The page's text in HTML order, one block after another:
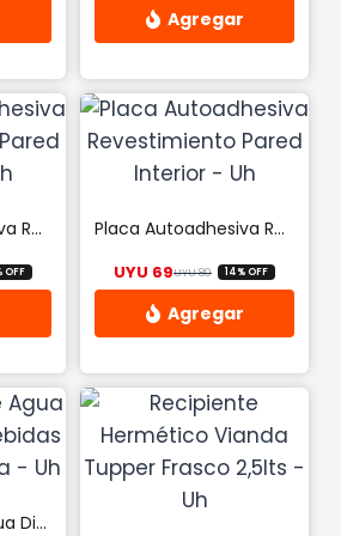
producto
tiene
múltiples
variantes.
Las
se
pueden
en
la
página
de
producto
Placa Autoadhesiva Revestimiento Pared Interior – Uh
original era: UYU 80.
actual es: UYU 69.
OFF
Placa Autoadhesiva Revestimiento Pared Interior – Uh
UYU80El precio original
UYU 69 El precio actual
14% OFF
Recipiente De Agua Dispensador Bebidas Jarra De Nevera – Uh